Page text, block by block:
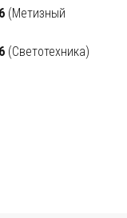
(Метизный
(Светотехника)